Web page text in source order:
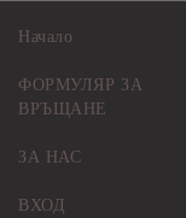
Начало
ФОРМУЛЯР ЗА
ВРЪЩАНЕ
ЗА НАС
ВХОД